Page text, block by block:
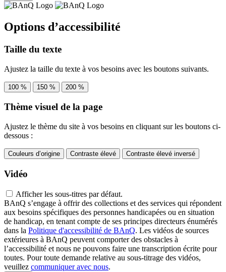
Options d’accessibilité
Taille du texte
Ajustez la taille du texte à vos besoins avec les boutons suivants.
100 % 150 % 200 %
Thème visuel de la page
Ajustez le thème du site à vos besoins en cliquant sur les boutons ci-
dessous :
Couleurs d’origine Contraste élevé Contraste élevé inversé
Vidéo
Afficher les sous-titres par défaut.
BAnQ s’engage à offrir des collections et des services qui répondent
aux besoins spécifiques des personnes handicapées ou en situation
de handicap, en tenant compte de ses principes directeurs énumérés
dans la Politique d'accessibilité de BAnQ. Les vidéos de sources
extérieures à BAnQ peuvent comporter des obstacles à
l’accessibilité et nous ne pouvons faire une transcription écrite pour
toutes. Pour toute demande relative au sous-titrage des vidéos,
veuillez communiquer avec nous.